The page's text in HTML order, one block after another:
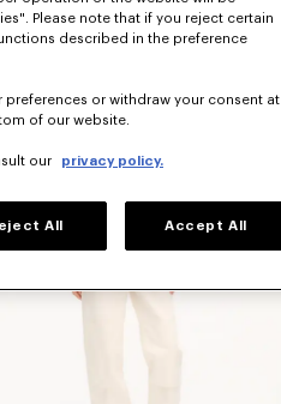
Please note that if you reject certain
described in the preference
or withdraw your consent at
of our website.
our privacy policy.
All Accept All